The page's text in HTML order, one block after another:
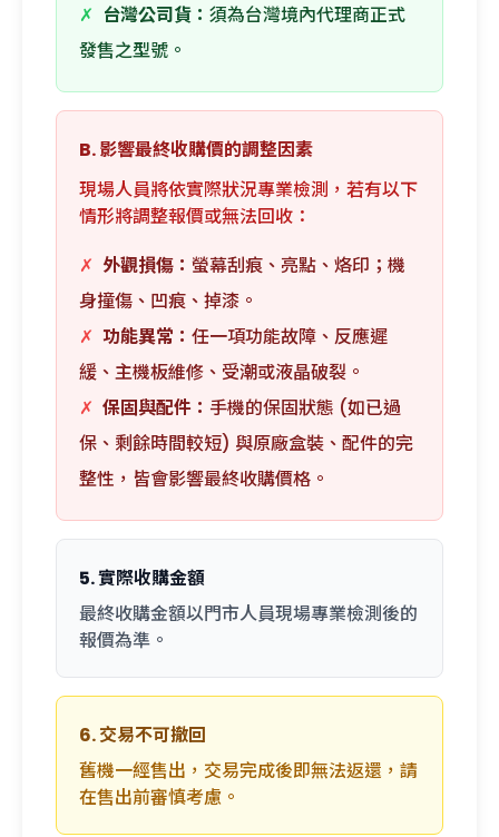
✗ 台灣公司貨： 須為台灣境內代理商正式
發售之型號。
B. 影響最終收購價的調整因素
現場人員將依實際狀況專業檢測，若有以下
情形將調整報價或無法回收：
✗ 外觀損傷： 螢幕刮痕、亮點、烙印；機
身撞傷、凹痕、掉漆。
✗ 功能異常： 任一項功能故障、反應遲
緩、主機板維修、受潮或液晶破裂。
✗ 保固與配件： 手機的保固狀態 (如已過
保、剩餘時間較短) 與原廠盒裝、配件的完
整性，皆會影響最終收購價格。
5. 實際收購金額
最終收購金額以門市人員現場專業檢測後的
報價為準。
6. 交易不可撤回
舊機一經售出，交易完成後即無法返還，請
在售出前審慎考慮。